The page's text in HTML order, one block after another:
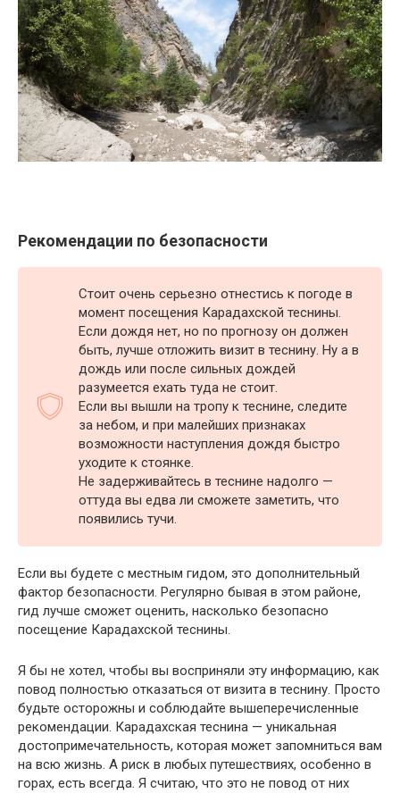
Рекомендации по безопасности
Стоит очень серьезно отнестись к погоде в
момент посещения Карадахской теснины.
Если дождя нет, но по прогнозу он должен
быть, лучше отложить визит в теснину. Ну а в
дождь или после сильных дождей
разумеется ехать туда не стоит.
Если вы вышли на тропу к теснине, следите
за небом, и при малейших признаках
возможности наступления дождя быстро
уходите к стоянке.
Не задерживайтесь в теснине надолго —
оттуда вы едва ли сможете заметить, что
появились тучи.
Если вы будете с местным гидом, это дополнительный
фактор безопасности. Регулярно бывая в этом районе,
гид лучше сможет оценить, насколько безопасно
посещение Карадахской теснины.
Я бы не хотел, чтобы вы восприняли эту информацию, как
повод полностью отказаться от визита в теснину. Просто
будьте осторожны и соблюдайте вышеперечисленные
рекомендации. Карадахская теснина — уникальная
достопримечательность, которая может запомниться вам
на всю жизнь. А риск в любых путешествиях, особенно в
горах, есть всегда. Я считаю, что это не повод от них